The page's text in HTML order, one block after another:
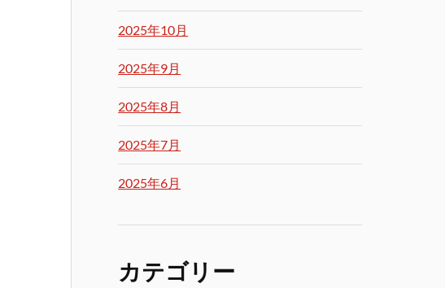
2025年10月
2025年9月
2025年8月
2025年7月
2025年6月
カテゴリー